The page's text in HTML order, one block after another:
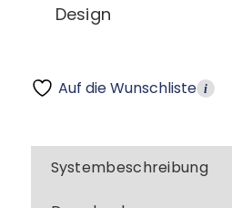
Design
Auf die Wunschliste i
Systembeschreibung